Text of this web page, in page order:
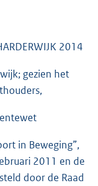
2014
gezien het
in Beweging”,
2011 en de
door de Raad